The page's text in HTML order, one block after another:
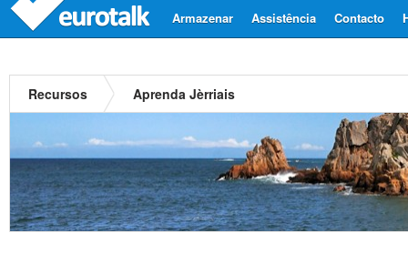
Contacto
Assistência
Armazenar
Recursos Aprenda Jèrriais